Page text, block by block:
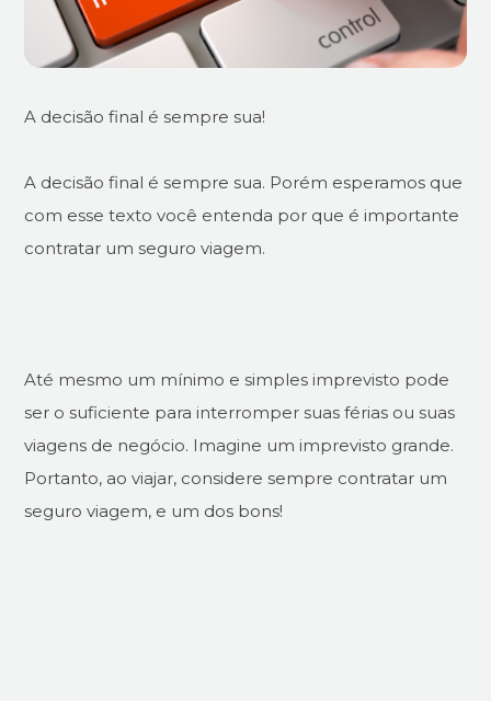
A decisão final é sempre sua!
A decisão final é sempre sua. Porém esperamos que
com esse texto você entenda por que é importante
contratar um seguro viagem.
Até mesmo um mínimo e simples imprevisto pode
ser o suficiente para interromper suas férias ou suas
viagens de negócio. Imagine um imprevisto grande.
Portanto, ao viajar, considere sempre contratar um
seguro viagem, e um dos bons!